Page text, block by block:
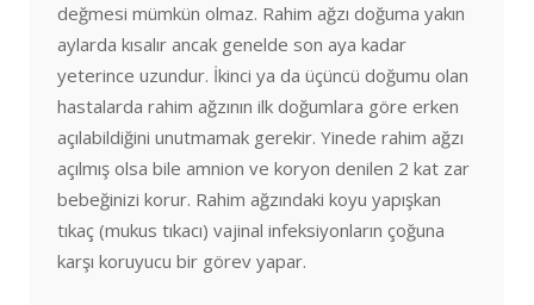
değmesi mümkün olmaz. Rahim ağzı doğuma yakın
aylarda kısalır ancak genelde son aya kadar
yeterince uzundur. İkinci ya da üçüncü doğumu olan
hastalarda rahim ağzının ilk doğumlara göre erken
açılabildiğini unutmamak gerekir. Yinede rahim ağzı
açılmış olsa bile amnion ve koryon denilen 2 kat zar
bebeğinizi korur. Rahim ağzındaki koyu yapışkan
tıkaç (mukus tıkacı) vajinal infeksiyonların çoğuna
karşı koruyucu bir görev yapar.